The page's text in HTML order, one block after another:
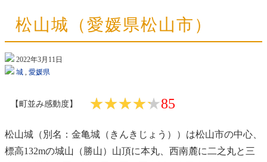
松山城（愛媛県松山市）
2022年3月11日
城 , 愛媛県
【町並み感動度】 ★★★★★
★★★★★85
松山城（別名：金亀城（きんきじょう））は松山市の中心、
標高132mの城山（勝山）山頂に本丸、西南麓に二之丸と三